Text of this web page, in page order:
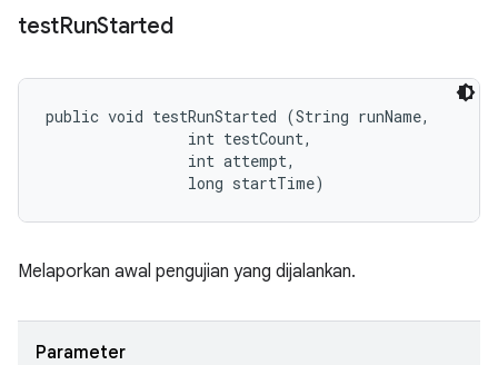
testRunStarted
public void testRunStarted (String runName,
                int testCount,
                int attempt,
                long startTime)
Melaporkan awal pengujian yang dijalankan.
Parameter